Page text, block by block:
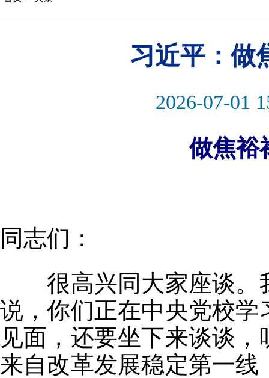
习近平：做
2026-07-01
做焦裕
同志们：
很高兴同大家座谈。
说，你们正在中央党校
见面，还要坐下来谈谈
来自改革发展稳定第一